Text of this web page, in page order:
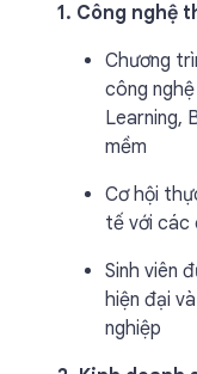
1. Công nghệ
Chương
công
Learning,
mềm
Cơ hội
tế với các
Sinh viên
hiện đại
nghiệp